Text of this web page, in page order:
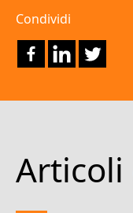
Condividi
Articoli